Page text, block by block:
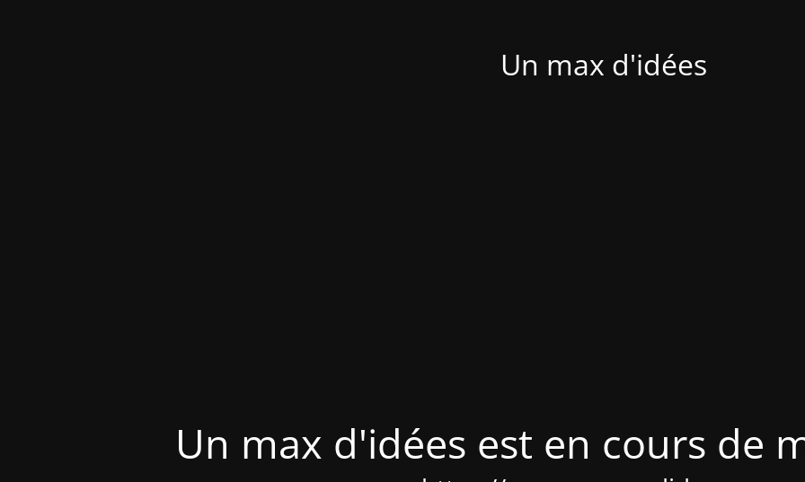
Un max d'idées
Un max d'idées est en cours de